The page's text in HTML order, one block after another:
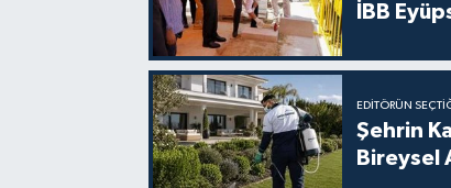
İBB
EDITÖRÜN
Şehrin
Bireysel